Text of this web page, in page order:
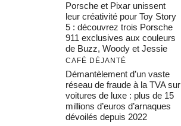
Porsche et Pixar unissent
leur créativité pour Toy Story
5 : découvrez trois Porsche
911 exclusives aux couleurs
de Buzz, Woody et Jessie
CAFÉ DÉJANTÉ
Démantèlement d’un vaste
réseau de fraude à la TVA sur
voitures de luxe : plus de 15
millions d’euros d’arnaques
dévoilés depuis 2022